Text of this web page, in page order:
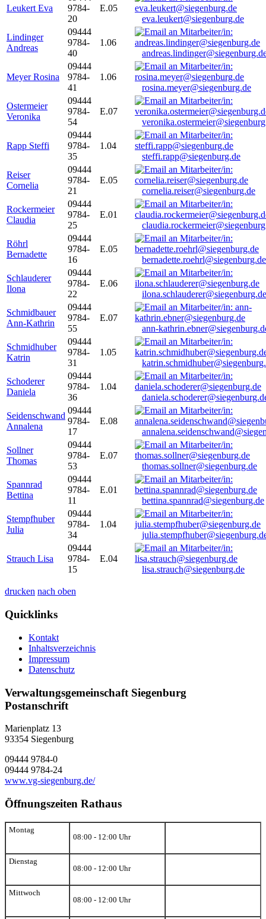
Leukert Eva
9784-
20
E.05
eva.leukert@siegenburg.de
Lindinger
Andreas
09444
9784-
40
1.06
Meyer Rosina
09444
9784-
41
1.06
rosina.meyer@siegenburg.de
Ostermeier
Veronika
09444
9784-
54
E.07
Rapp Steffi
09444
9784-
35
1.04
steffi.rapp@siegenburg.de
Reiser
Cornelia
09444
9784-
21
E.05
cornelia.reiser@siegenburg.de
Rockermeier
Claudia
09444
9784-
25
E.01
Röhrl
Bernadette
09444
9784-
16
E.05
bernadette.roehrl@siegenburg.de
Schlauderer
Ilona
09444
9784-
22
E.06
ilona.schlauderer@siegenburg.de
Schmidbauer
Ann-Kathrin
09444
9784-
55
E.07
ann-
Schmidhuber
Katrin
09444
9784-
31
1.05
Schoderer
Daniela
09444
9784-
36
1.04
Seidenschwand
Annalena
09444
9784-
17
E.08
Sollner
Thomas
09444
9784-
53
E.07
thomas.sollner@siegenburg.de
Spannrad
Bettina
09444
9784-
11
E.01
bettina.spannrad@siegenburg.de
Stempfhuber
Julia
09444
9784-
34
1.04
Strauch Lisa
09444
9784-
15
E.04
lisa.strauch@siegenburg.de
drucken nach oben
Quicklinks
Kontakt
Inhaltsverzeichnis
Impressum
Datenschutz
Verwaltungsgemeinschaft Siegenburg
Postanschrift
Marienplatz 13
93354 Siegenburg
09444 9784-0
09444 9784-24
www.vg-siegenburg.de/
Öffnungszeiten Rathaus
Montag
08:00 - 12:00 Uhr
Dienstag
08:00 - 12:00 Uhr
Mittwoch
08:00 - 12:00 Uhr